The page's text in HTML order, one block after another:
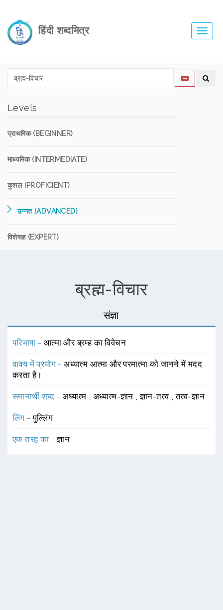
हिंदी शब्दमित्र
Levels
प्राथमिक (BEGINNER)
माध्यमिक (INTERMEDIATE)
कुशल (PROFICIENT)
उन्नत (ADVANCED)
विशेषज्ञ (EXPERT)
ब्रह्म-विचार
संज्ञा
परिभाषा - आत्मा और ब्रम्ह का विवेचन
वाक्य में प्रयोग -अध्यात्म आत्मा और परमात्मा को जानने में मदद
करता है।
समानार्थी शब्द -अध्यात्म , अध्यात्म-ज्ञान ,ज्ञान-तत्व ,तत्व-ज्ञान
लिंग -पुल्लिंग
एक तरह का -ज्ञान